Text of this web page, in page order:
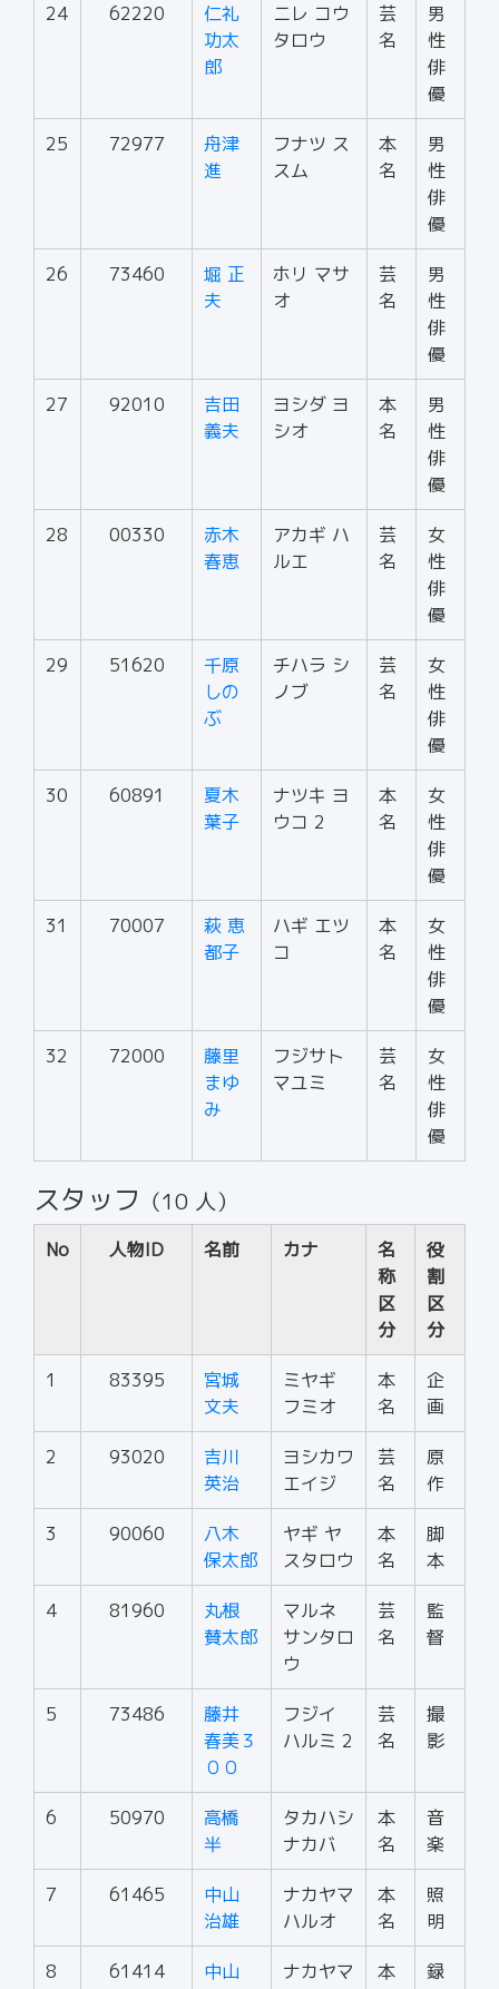
24 62220
仁礼
功太
郎
ニレ コウ
タロウ
芸
名
男
性
俳
優
25 72977
舟津
進
フナツ ス
スム
本
名
男
性
俳
優
26 73460
堀 正
夫
ホリ マサ
オ
芸
名
男
性
俳
優
27 92010
吉田
義夫
ヨシダ ヨ
シオ
本
名
男
性
俳
優
28 00330
赤木
春恵
アカギ ハ
ルエ
芸
名
女
性
俳
優
29 51620
千原
しの
ぶ
チハラ シ
ノブ
芸
名
女
性
俳
優
30 60891
夏木
葉子
ナツキ ヨ
ウコ 2
本
名
女
性
俳
優
31 70007
萩 恵
都子
ハギ エツ
コ
本
名
女
性
俳
優
32 72000
藤里
まゆ
み
フジサト
マユミ
芸
名
女
性
俳
優
スタッフ （10 人）
No 人物ID 名前 カナ
名
称
区
分
役
割
区
分
1 83395
宮城
文夫
ミヤギ
フミオ
本
名
企
画
2 93020
吉川
英治
ヨシカワ
エイジ
芸
名
原
作
3 90060
八木
保太郎
ヤギ ヤ
スタロウ
本
名
脚
本
4 81960
丸根
賛太郎
マルネ
サンタロ
ウ
芸
名
監
督
5 73486
藤井
春美３
００
フジイ
ハルミ 2
芸
名
撮
影
6 50970
高橋
半
タカハシ
ナカバ
本
名
音
楽
7 61465
中山
治雄
ナカヤマ
ハルオ
本
名
照
明
8 61414
中山
ナカヤマ
本
録